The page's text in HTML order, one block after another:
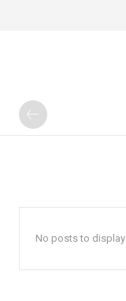
No posts to display